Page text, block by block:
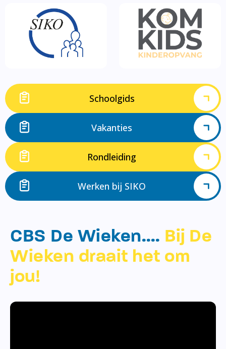
Schoolgids
Vakanties
Rondleiding
Werken bij SIKO
CBS De Wieken…. Bij De
Wieken draait het om
jou!